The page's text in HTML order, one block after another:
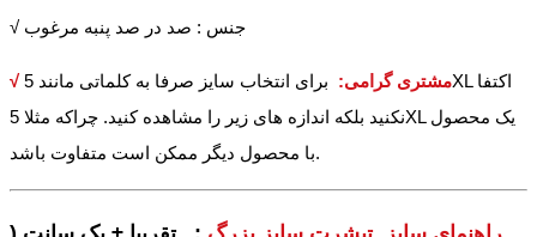
√ جنس : صد در صد پنبه مرغوب
√ مشتری گرامی:
برای انتخاب سایز صرفا به کلماتی مانند 5XL اکتفا
نکنید بلکه اندازه های زیر را مشاهده کنید. چراکه مثلا 5XL یک محصول
با محصول دیگر ممکن است متفاوت باشد.